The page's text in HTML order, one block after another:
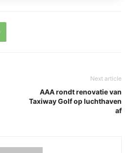
Next article
AAA rondt renovatie van
Taxiway Golf op luchthaven
af